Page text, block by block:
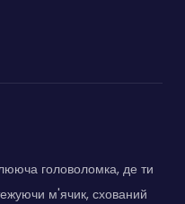
головоломка, де ти
м'ячик, схований